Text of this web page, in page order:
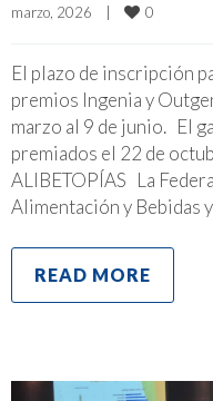
marzo, 2026
| 0
El plazo de inscripción
premios Ingenia y
marzo al 9 de junio. El
premiados el 22 de
ALIBETOPÍAS La
Alimentación y Bebidas
READ MORE